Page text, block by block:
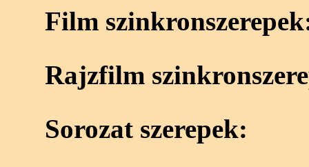
Film
Rajzfilm
Sorozat szerepek: